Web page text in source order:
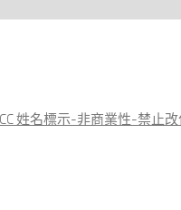
姓名標示-非商業性-禁止改